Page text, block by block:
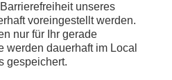
unseres
voreingestellt werden.
nur für Ihr gerade
werden dauerhaft im Local
gespeichert.